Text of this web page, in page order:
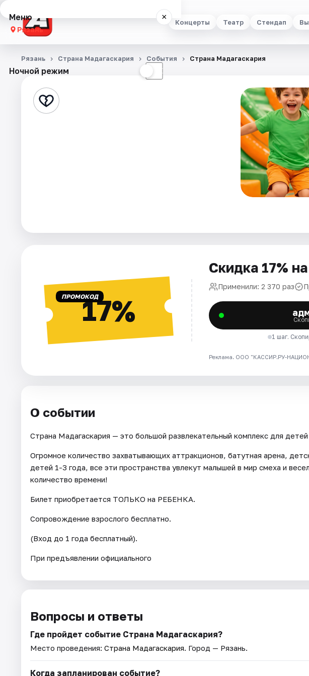
Концерты Театр Стендап
Меню ×
Рязань
Концерты
Стендап
Города
Рейтинги
Ночной режим ☾
Рязань Страна Мадагаскария События Страна Мадагаскария
ПРОМОКОД17%
Скидка 17%
Применили: 2 370 раз
1 шаг.
Реклама. ООО "КАССИР.РУ-
О событии
Страна Мадагаскария — это большой развлекательный комплекс для
Огромное количество захватывающих аттракционов, батутная арена,
детей 1-3 года, все эти пространства увлекут малышей в мир смеха и
количество времени!
Билет приобретается ТОЛЬКО на РЕБЕНКА.
Сопровождение взрослого бесплатно.
(Вход до 1 года бесплатный).
При предъявлении официального
Вопросы и ответы
Где пройдет событие Страна Мадагаскария?
Место проведения: Страна Мадагаскария. Город — Рязань.
Когда запланирован событие?